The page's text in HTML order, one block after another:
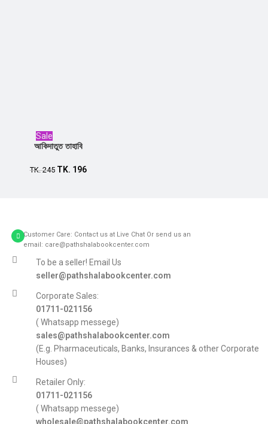
Sale
Add to cart
আকিদাতুত তাহাবি
TK.245 TK. 196
Customer Care: Contact us at Live Chat Or send us an
email: care@pathshalabookcenter.com
To be a seller! Email Us
seller@pathshalabookcenter.com
Corporate Sales:
01711-021156
( Whatsapp messege)
sales@pathshalabookcenter.com
(E.g. Pharmaceuticals, Banks, Insurances & other Corporate
Houses)
Retailer Only:
01711-021156
( Whatsapp messege)
wholesale@pathshalabookcenter.com